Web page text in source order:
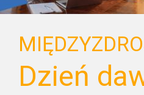
Dzień